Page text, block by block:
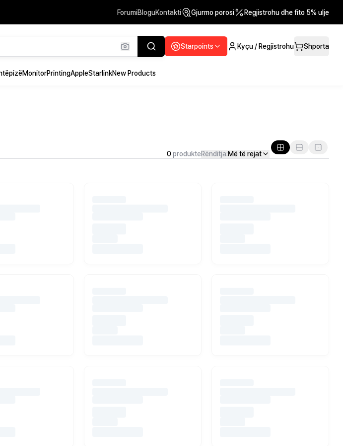
ForumiBloguKontakti Gjurmo porosi Regjistrohu dhe fito 5% ulje
Starpoints Kyçu / Regjistrohu Shporta
MonitorPrintingAppleStarlinkNew Products
0produkteRënditja:Më të rejat